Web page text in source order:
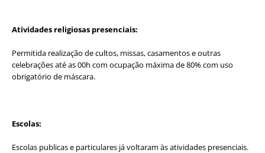
Atividades religiosas presenciais:
Permitida realização de cultos, missas, casamentos e outras
celebrações até as 00h com ocupação máxima de 80% com uso
obrigatório de máscara.
Escolas:
Escolas publicas e particulares já voltaram às atividades presenciais.